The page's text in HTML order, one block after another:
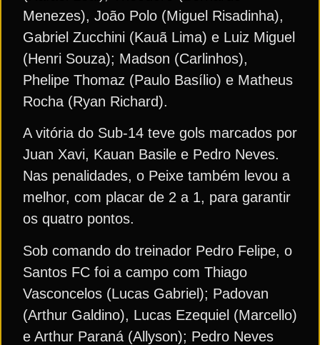
Menezes), João Polo (Miguel Risadinha),
Gabriel Zucchini (Kauã Lima) e Luiz Miguel
(Henri Souza); Madson (Carlinhos),
Phelipe Thomaz (Paulo Basílio) e Matheus
Rocha (Ryan Richard).
A vitória do Sub-14 teve gols marcados por
Juan Xavi, Kauan Basile e Pedro Neves.
Nas penalidades, o Peixe também levou a
melhor, com placar de 2 a 1, para garantir
os quatro pontos.
Sob comando do treinador Pedro Felipe, o
Santos FC foi a campo com Thiago
Vasconcelos (Lucas Gabriel); Padovan
(Arthur Galdino), Lucas Ezequiel (Marcello)
e Arthur Paraná (Allyson); Pedro Neves